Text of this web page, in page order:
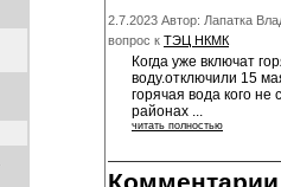
2.7.2023 Автор: Лапатка
вопрос к ТЭЦ НКМК
Когда уже включат
воду.отключили 15
горячая вода кого не
районах ...
читать полностью